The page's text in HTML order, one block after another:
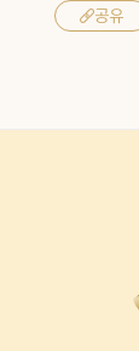
공유